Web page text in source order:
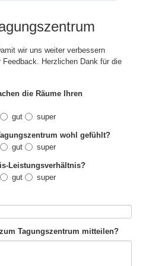
Navigation
überspringen
Wer unser Angebot nutzt
Über das Tagungszentrum
Navigation
überspringen
Wer wir sind
Café Regenbogen
Run for Life
wir uns weiter verbessern
Feedback. Herzlichen Dank für die
die Räume Ihren
gut super
wohl gefühlt?
gut super
Leistungsverhältnis?
gut super
Tagungszentrum mitteilen?